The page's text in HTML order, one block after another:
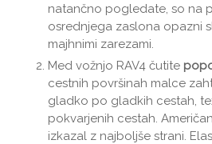
natančno pogledate, so na
osrednjega zaslona opazni
majhnimi zarezami.
Med vožnjo RAV4 čutite
cestnih površinah malce
gladko po gladkih cestah,
pokvarjenih cestah.
izkazal z najboljše strani.